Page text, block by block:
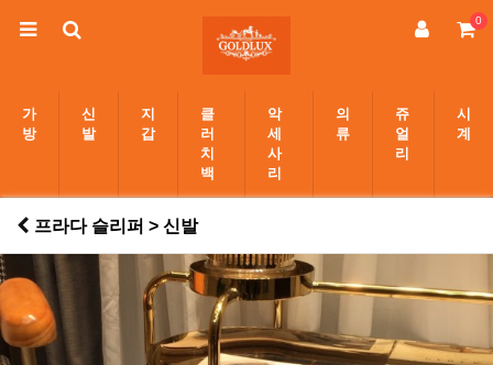
0
가
방
신
발
지
갑
클
러
치
백
악
세
사
리
의
류
쥬
얼
리
시
계
프라다 슬리퍼 > 신발